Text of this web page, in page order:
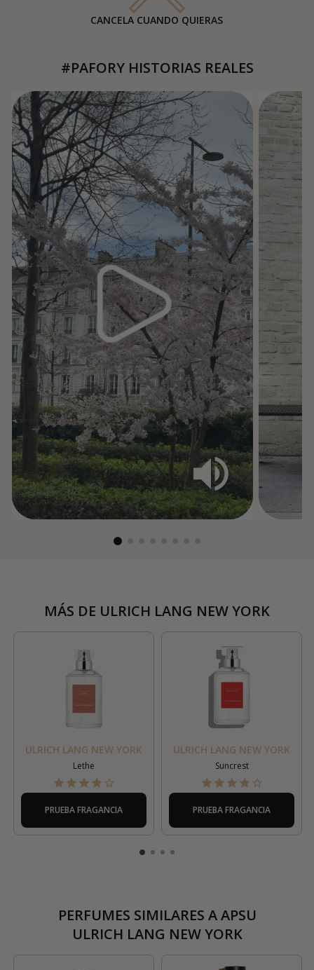
CANCELA CUANDO QUIERAS
#PAFORY HISTORIAS REALES
MÁS DE ULRICH LANG NEW YORK
ULRICH LANG NEW YORK
Lethe
PRUEBA FRAGANCIA
ULRICH LANG NEW YORK
Suncrest
PRUEBA FRAGANCIA
PERFUMES SIMILARES AAPSU
ULRICH LANG NEW YORK